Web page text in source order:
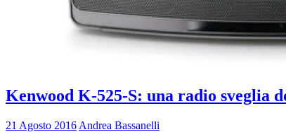
Kenwood K-525-S: una radio sveglia
21 Agosto 2016 Andrea Bassanelli